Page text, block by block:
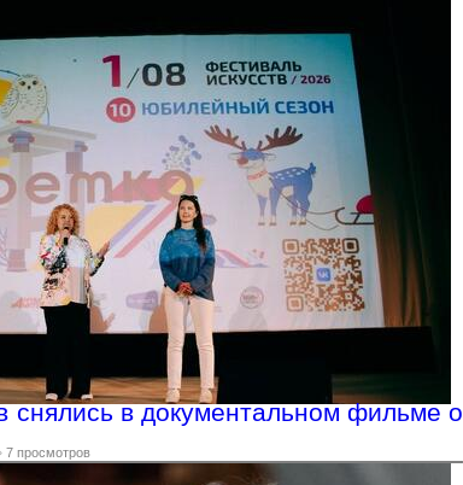
снялись в документальном фильме о
7 просмотров